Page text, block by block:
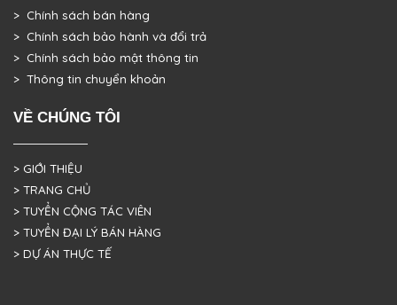
> Chính sách bán hàng
> Chính sách bảo hành và đổi trả
> Chính sách bảo mật thông tin
> Thông tin chuyển khoản
VỀ CHÚNG TÔI
> GIỚI THIỆU
> TRANG CHỦ
> TUYỂN CỘNG TÁC VIÊN
> TUYỂN ĐẠI LÝ BÁN HÀNG
> DỰ ÁN THỰC TẾ